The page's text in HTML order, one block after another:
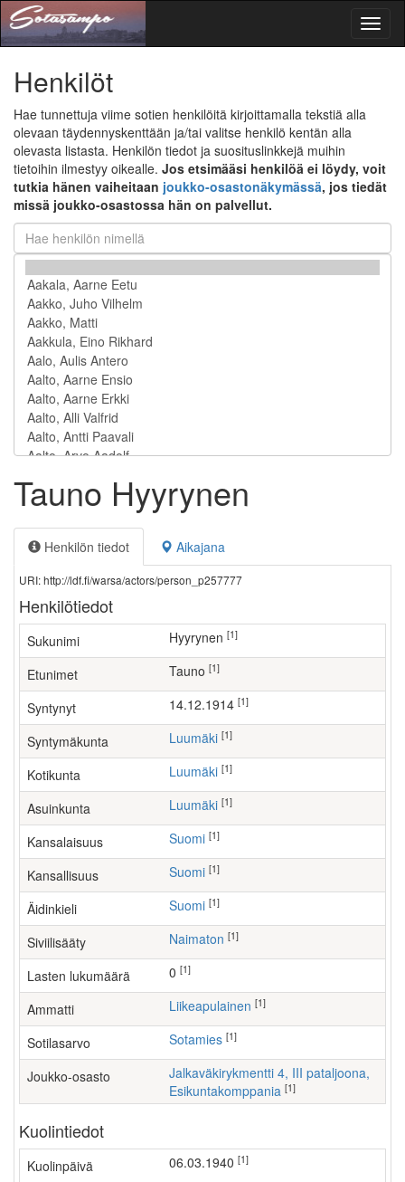
Henkilöt
Hae tunnettuja viime sotien henkilöitä kirjoittamalla tekstiä alla
olevaan täydennyskenttään ja/tai valitse henkilö kentän alla
olevasta listasta. Henkilön tiedot ja suosituslinkkejä muihin
tietoihin ilmestyy oikealle. Jos etsimääsi henkilöä ei löydy, voit
tutkia hänen vaiheitaan joukko-osastonäkymässä, jos tiedät
missä joukko-osastossa hän on palvellut.
Tauno Hyyrynen
Henkilön tiedot Aikajana
URI: http://ldf.fi/warsa/actors/person_p257777
Henkilötiedot
Sukunimi Hyyrynen [1]
Etunimet Tauno [1]
Syntynyt 14.12.1914 [1]
Syntymäkunta Luumäki [1]
Kotikunta Luumäki [1]
Asuinkunta Luumäki [1]
Kansalaisuus Suomi [1]
Kansallisuus Suomi [1]
Äidinkieli Suomi [1]
Siviilisääty Naimaton [1]
Lasten lukumäärä [1]
Ammatti liikeapulainen [1]
Sotilasarvo Sotamies [1]
Joukko-osasto
Jalkaväkirykmentti 4, III pataljoona,
Esikuntakomppania [1]
Kuolintiedot
Kuolinpäivä 06.03.1940 [1]